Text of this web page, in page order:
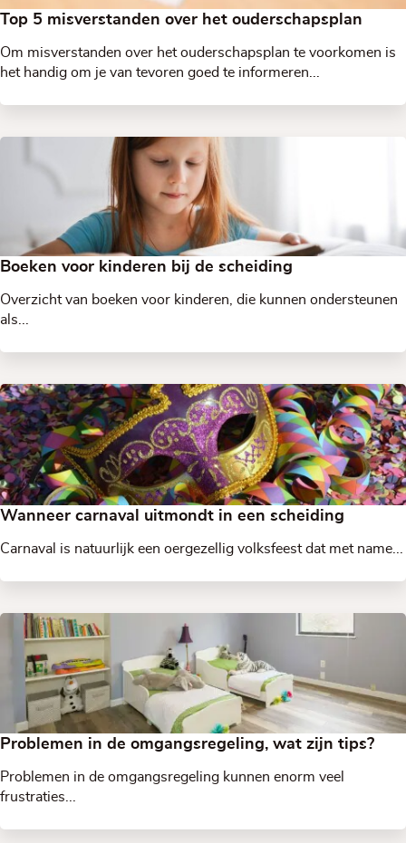
Top 5 misverstanden over het ouderschapsplan
Om misverstanden over het ouderschapsplan te voorkomen is
het handig om je van tevoren goed te informeren...
Boeken voor kinderen bij de scheiding
Overzicht van boeken voor kinderen, die kunnen ondersteunen
als...
Wanneer carnaval uitmondt in een scheiding
Carnaval is natuurlijk een oergezellig volksfeest dat met name...
Problemen in de omgangsregeling, wat zijn tips?
Problemen in de omgangsregeling kunnen enorm veel
frustraties...